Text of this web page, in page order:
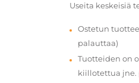
Useita keskeisiä
Ostetun
palauttaa)
Tuotteiden on
kiillotettua jne.